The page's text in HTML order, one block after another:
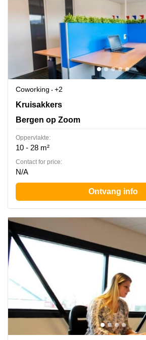
Coworking
+2
Kruisakkers 2, Bergen op Zoom
Kruisakkers
Bergen op Zoom
Oppervlakte:
10 - 28 m²
Contact for price:
N/A
Ontvang info